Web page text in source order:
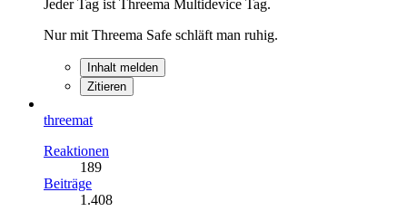
Jeder Tag ist Threema Multidevice Tag.
Nur mit Threema Safe schläft man ruhig.
Inhalt melden
Zitieren
threemat
Reaktionen
189
Beiträge
1.408